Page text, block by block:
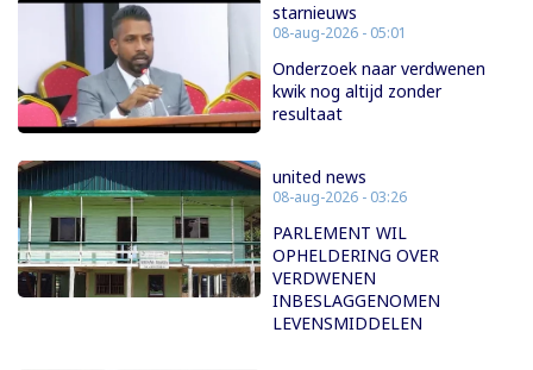
starnieuws
08-aug-2026 - 05:01
Onderzoek naar verdwenen
kwik nog altijd zonder
resultaat
united news
08-aug-2026 - 03:26
PARLEMENT WIL
OPHELDERING OVER
VERDWENEN
INBESLAGGENOMEN
LEVENSMIDDELEN